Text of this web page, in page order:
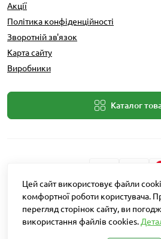
Акції
Політика конфіденційності
Зворотній зв'язок
Карта сайту
Виробники
Каталог
Розробник: Intent
Агро Рітейл ©
Цей сайт використовує файли
комфортної роботи користувача.
перегляд сторінок сайту, ви
використання файлів cookies.